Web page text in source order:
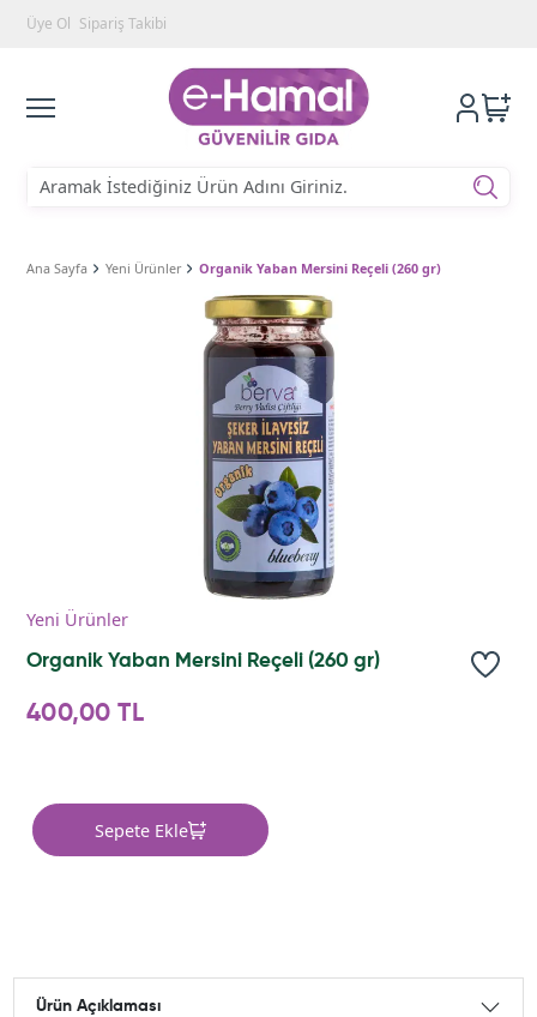
Üye Ol Sipariş Takibi
Ana Sayfa Yeni Ürünler Organik Yaban Mersini Reçeli (260 gr)
Yeni Ürünler
Organik Yaban Mersini Reçeli (260 gr)
400,00 TL
Sepete Ekle
Ürün Açıklaması